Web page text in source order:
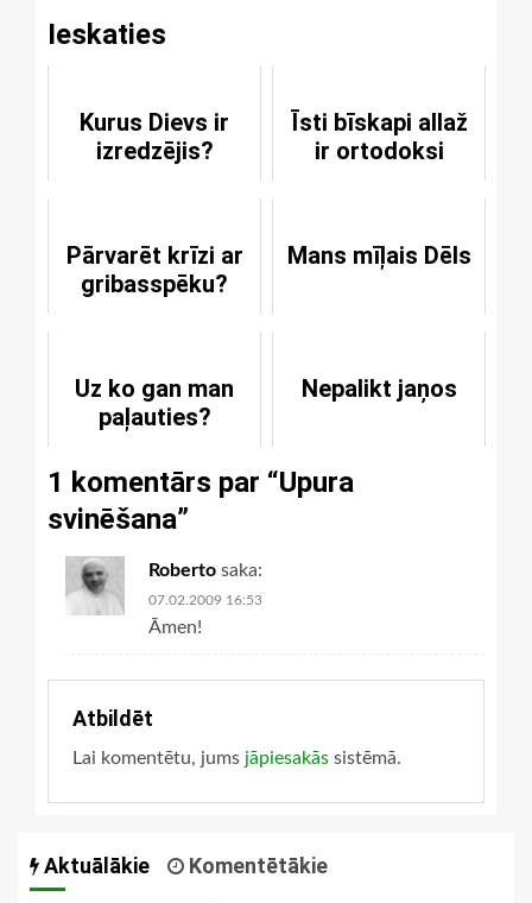
Ieskaties
Kurus Dievs ir
izredzējis?
Īsti bīskapi allaž
ir ortodoksi
Pārvarēt krīzi ar
gribasspēku?
Mans mīļais Dēls
Uz ko gan man
paļauties?
Nepalikt jaņos
1 komentārs par “Upura
svinēšana”
Roberto saka:
07.02.2009 16:53
Āmen!
Atbildēt
Lai komentētu, jums jāpiesakās sistēmā.
Aktuālākie Komentētākie